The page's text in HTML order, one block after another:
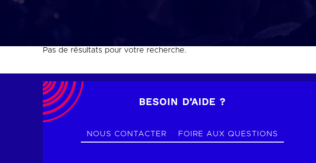
Pas de résultats pour votre recherche.
BESOIN D’AIDE ?
NOUS CONTACTER FOIRE AUX QUESTIONS